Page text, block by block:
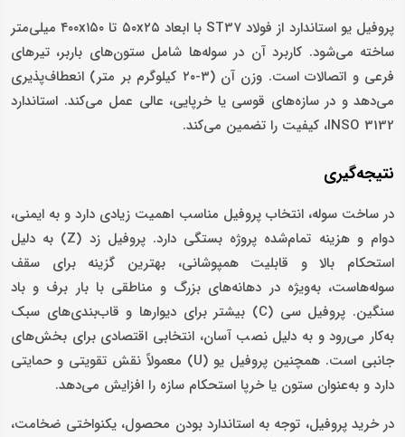
پروفیل یو استاندارد از فولاد ST37 با ابعاد ۵۰x۲۵ تا ۴۰۰x۱۵۰ میلی‌متر
ساخته می‌شود. کاربرد آن در سوله‌ها شامل ستون‌های باربر، تیرهای
فرعی و اتصالات است. وزن آن (۳-۲۰ کیلوگرم بر متر) انعطاف‌پذیری
می‌دهد و در سازه‌های قوسی یا خرپایی، عالی عمل می‌کند. استاندارد
INSO 3132، کیفیت را تضمین می‌کند.
نتیجه‌گیری
در ساخت سوله، انتخاب پروفیل مناسب اهمیت زیادی دارد و به ایمنی،
دوام و هزینه تمام‌شده پروژه بستگی دارد. پروفیل زد (Z) به دلیل
استحکام بالا و قابلیت همپوشانی، بهترین گزینه برای سقف
سوله‌هاست، به‌ویژه در دهانه‌های بزرگ و مناطقی با بار برف و باد
سنگین. پروفیل سی (C) بیشتر برای دیوارها و قاب‌بندی‌های سبک
به‌کار می‌رود و به دلیل نصب آسان، انتخابی اقتصادی برای بخش‌های
جانبی است. همچنین پروفیل یو (U) معمولاً نقش تقویتی و حمایتی
دارد و به‌عنوان ستون یا خرپا استحکام سازه را افزایش می‌دهد.
در خرید پروفیل، توجه به استاندارد بودن محصول، یکنواختی ضخامت،